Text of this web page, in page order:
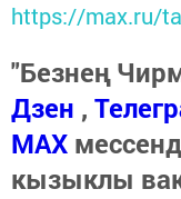
https://max.ru/
"Безнең
Дзен ,
МАХ
кызыклы